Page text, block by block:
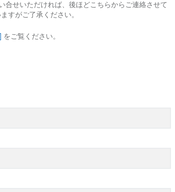
合せいただければ、後ほどこちらからご連絡させて
すがご了承ください。
をご覧ください。